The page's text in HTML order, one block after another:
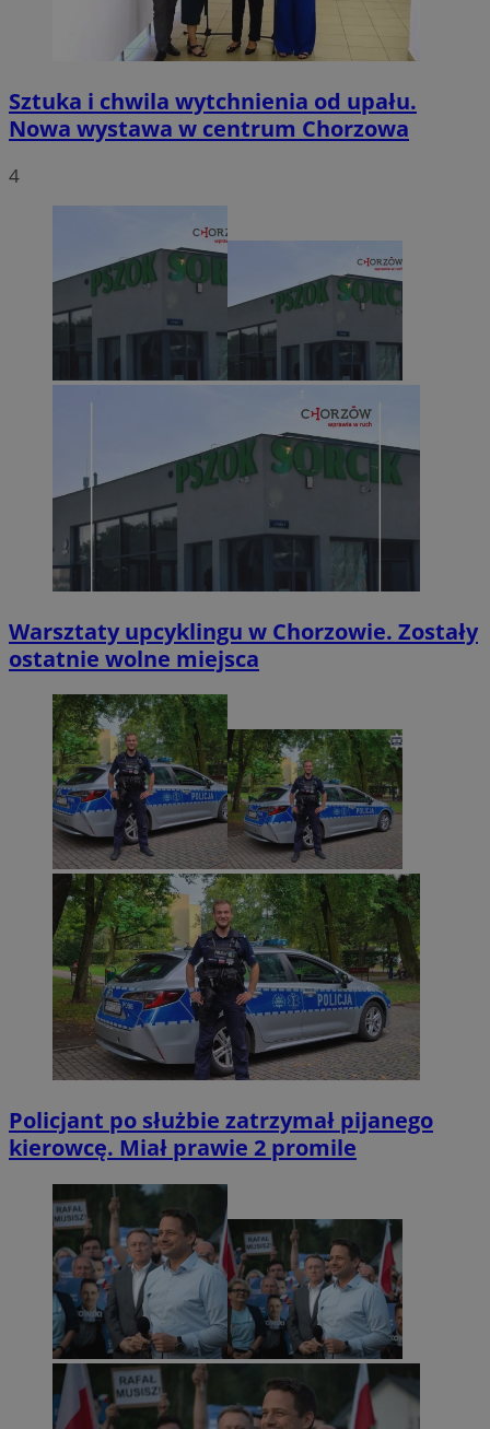
Sztuka i chwila wytchnienia od upału.
Nowa wystawa w centrum Chorzowa
4
Warsztaty upcyklingu w Chorzowie. Zostały
ostatnie wolne miejsca
Policjant po służbie zatrzymał pijanego
kierowcę. Miał prawie 2 promile